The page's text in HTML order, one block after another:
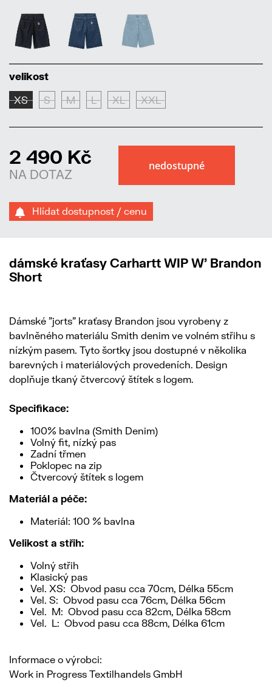
velikost
XS S M L XL XXL
2 490 Kč
NA DOTAZ
Hlídat dostupnost / cenu
dámské kraťasy Carhartt WIP W' Brandon
Short
Dámské "jorts" kraťasy Brandon jsou vyrobeny z
bavlněného materiálu Smith denim ve volném střihu s
nízkým pasem. Tyto šortky jsou dostupné v několika
barevných i materiálových provedeních. Design
doplňuje tkaný čtvercový štítek s logem.
Specifikace:
100% bavlna (Smith Denim)
Volný fit, nízký pas
Zadní třmen
Poklopec na zip
Čtvercový štítek s logem
Materiál a péče:
Materiál: 100 % bavlna
Velikost a střih:
Volný střih
Klasický pas
Vel. XS: Obvod pasu cca 70cm, Délka 55cm
Vel. S: Obvod pasu cca 76cm, Délka 56cm
Vel. M: Obvod pasu cca 82cm, Délka 58cm
Vel. L: Obvod pasu cca 88cm, Délka 61cm
Informace o výrobci:
Work in Progress Textilhandels GmbH